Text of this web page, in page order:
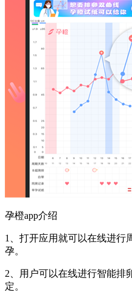
孕橙app介绍
1、打开应用就可以在线进行
孕。
2、用户可以在线进行智能排
定。